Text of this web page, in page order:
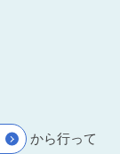
から行って